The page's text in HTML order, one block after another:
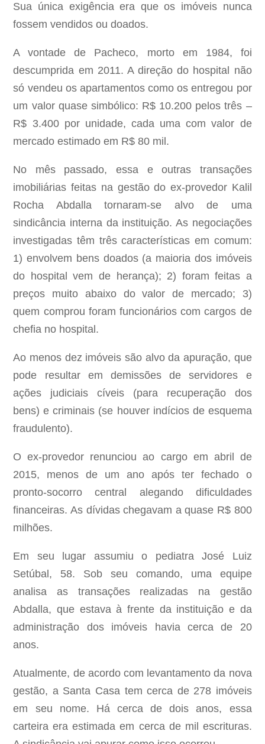
Sua única exigência era que os imóveis nunca
fossem vendidos ou doados.
A vontade de Pacheco, morto em 1984, foi
descumprida em 2011. A direção do hospital não
só vendeu os apartamentos como os entregou por
um valor quase simbólico: R$ 10.200 pelos três –
R$ 3.400 por unidade, cada uma com valor de
mercado estimado em R$ 80 mil.
No mês passado, essa e outras transações
imobiliárias feitas na gestão do ex-provedor Kalil
Rocha Abdalla tornaram-se alvo de uma
sindicância interna da instituição. As negociações
investigadas têm três características em comum:
1) envolvem bens doados (a maioria dos imóveis
do hospital vem de herança); 2) foram feitas a
preços muito abaixo do valor de mercado; 3)
quem comprou foram funcionários com cargos de
chefia no hospital.
Ao menos dez imóveis são alvo da apuração, que
pode resultar em demissões de servidores e
ações judiciais cíveis (para recuperação dos
bens) e criminais (se houver indícios de esquema
fraudulento).
O ex-provedor renunciou ao cargo em abril de
2015, menos de um ano após ter fechado o
pronto-socorro central alegando dificuldades
financeiras. As dívidas chegavam a quase R$ 800
milhões.
Em seu lugar assumiu o pediatra José Luiz
Setúbal, 58. Sob seu comando, uma equipe
analisa as transações realizadas na gestão
Abdalla, que estava à frente da instituição e da
administração dos imóveis havia cerca de 20
anos.
Atualmente, de acordo com levantamento da nova
gestão, a Santa Casa tem cerca de 278 imóveis
em seu nome. Há cerca de dois anos, essa
carteira era estimada em cerca de mil escrituras.